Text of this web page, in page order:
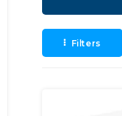
Filters